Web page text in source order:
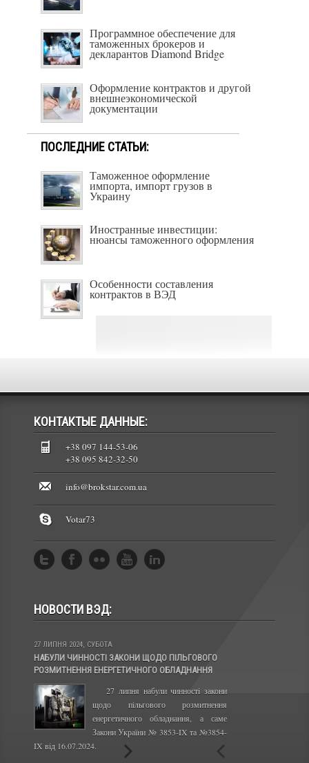
Программное обеспечение для
таможенных брокеров и
декларантов Diamond Bridge
Оформление контрактов и другой
внешнеэкономической
документации
ПОСЛЕДНИЕ СТАТЬИ:
Таможенное оформление
импорта, импорт грузов в
Украину
Иностранные инвестиции:
нюансы таможенного оформления
Особенности составления
контрактов в ВЭД
КОНТАКТЫЕ ДАННЫЕ:
+38 097 144-53-06
+38 095 842-32-50
info@brokstar.com.ua
Votar73
НОВОСТИ ВЭД:
27 ЛИПНЯ 2024, СУБОТА
НАБУЛИ ЧИННОСТІ ЗАКОНИ ЩОДО ПІЛЬГОВОГО
РОЗМИТНЕННЯ ЕНЕРГЕТИЧНОГО ОБЛАДНАННЯ
27 липня набули чинності закони
щодо пільгового розмитнення
енергетичного обладнання, а саме
Закони України № 3853-IX та №3854-
IX від 16.07.2024.